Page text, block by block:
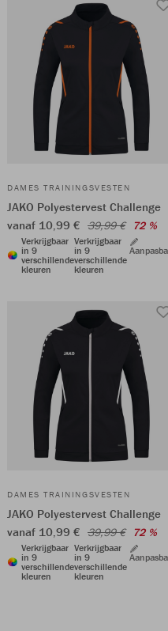
DAMES TRAININGSVESTEN
JAKO Polyestervest Challenge
vanaf 10,99 € 39,99 € 72 %
Verkrijgbaar
in 9
verschillende
kleuren
Verkrijgbaar
in 9
verschillende
kleuren
DAMES TRAININGSVESTEN
JAKO Polyestervest Challenge
vanaf 10,99 € 39,99 € 72 %
Verkrijgbaar
in 9
verschillende
kleuren
Verkrijgbaar
in 9
verschillende
kleuren